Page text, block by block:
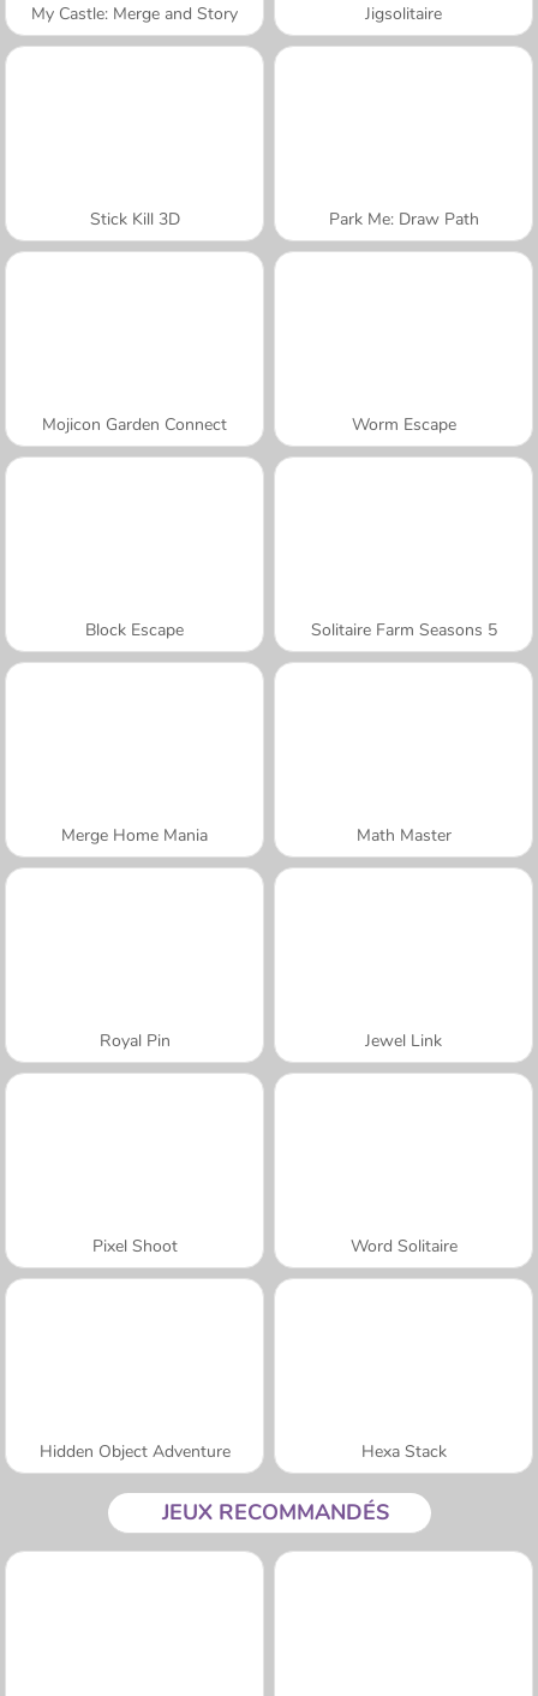
My Castle: Merge and Story Jigsolitaire
Stick Kill 3D Park Me: Draw Path
Mojicon Garden Connect Worm Escape
Block Escape Solitaire Farm Seasons 5
Merge Home Mania Math Master
Royal Pin Jewel Link
Pixel Shoot Word Solitaire
Hidden Object Adventure Hexa Stack
JEUX RECOMMANDÉS